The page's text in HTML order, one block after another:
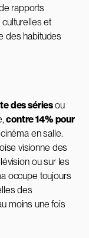
rapports
et
des habitudes
des sériesou
contre 14% pour
en salle.
visionne des
ou sur les
occupe toujours
des
moins une fois